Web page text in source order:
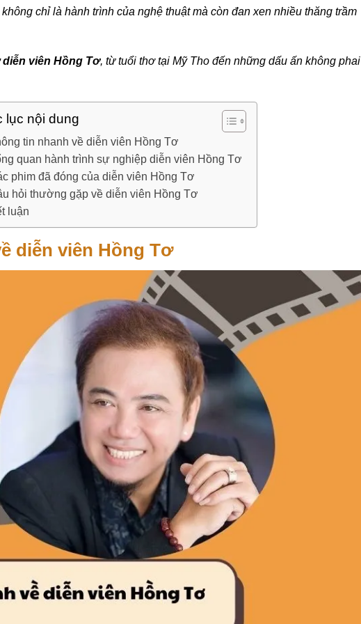
chỉ là hành trình của nghệ thuật mà còn đan xen nhiều thăng trầm
viên Hồng Tơ, từ tuổi thơ tại Mỹ Tho đến những dấu ấn không phai
lục nội dung
tin nhanh về diễn viên Hồng Tơ
quan hành trình sự nghiệp diễn viên Hồng Tơ
phim đã đóng của diễn viên Hồng Tơ
hỏi thường gặp về diễn viên Hồng Tơ
luận
diễn viên Hồng Tơ